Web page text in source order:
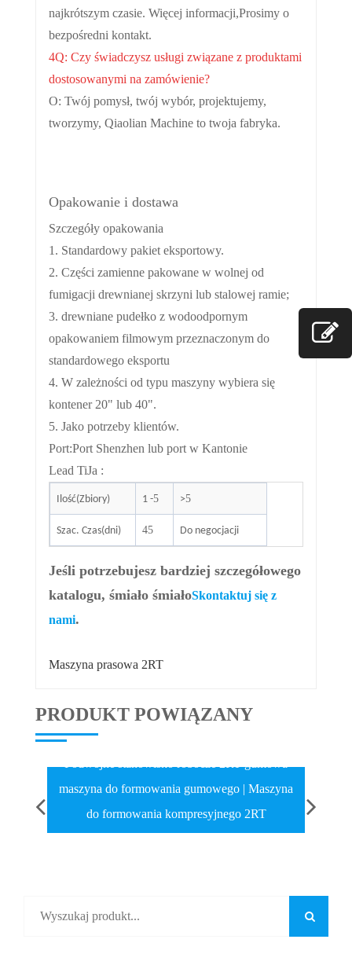
najkrótszym czasie. Więcej informacji,Prosimy o
bezpośredni kontakt.
4Q: Czy świadczysz usługi związane z produktami
dostosowanymi na zamówienie?
O: Twój pomysł, twój wybór, projektujemy,
tworzymy, Qiaolian Machine to twoja fabryka.
Opakowanie i dostawa
Szczegóły opakowania
1. Standardowy pakiet eksportowy.
2. Części zamienne pakowane w wolnej od
fumigacji drewnianej skrzyni lub stalowej ramie;
3. drewniane pudełko z wodoodpornym
opakowaniem filmowym przeznaczonym do
standardowego eksportu
4. W zależności od typu maszyny wybiera się
kontener 20" lub 40".
5. Jako potrzeby klientów.
Port:Port Shenzhen lub port w Kantonie
Lead TiJa :
Ilość(Zbiory) 1 -5 >5
Szac. Czas(dni) 45 Do negocjacji
Jeśli potrzebujesz bardziej szczegółowego
katalogu, śmiało śmiałoSkontaktuj się z
nami.
Maszyna prasowa 2RT
PRODUKT POWIĄZANY
maszyna do formowania gumowego | Maszyna
do formowania kompresyjnego 2RT